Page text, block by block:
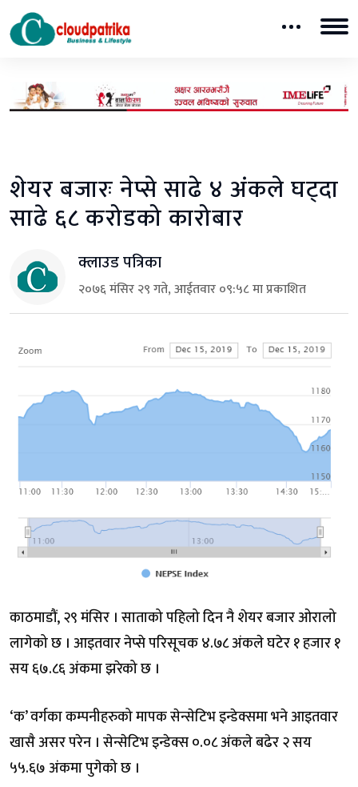
शेयर बजारः नेप्से साढे ४ अंकले घट्दा
साढे ६८ करोडको कारोबार
क्लाउड पत्रिका
२०७६ मंसिर २९ गते, आईतवार ०९:५८ मा प्रकाशित
काठमाडौं, २९ मंसिर । साताको पहिलो दिन नै शेयर बजार ओरालो
लागेको छ । आइतवार नेप्से परिसूचक ४.७८ अंकले घटेर १ हजार १
सय ६७.८६ अंकमा झरेको छ ।
‘क’ वर्गका कम्पनीहरुको मापक सेन्सेटिभ इन्डेक्समा भने आइतवार
खासै असर परेन । सेन्सेटिभ इन्डेक्स ०.०८ अंकले बढेर २ सय
५५.६७ अंकमा पुगेको छ ।